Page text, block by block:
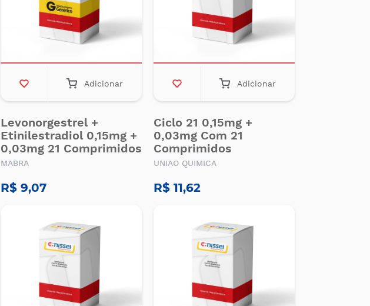
Adicionar
Levonorgestrel +
Etinilestradiol 0,15mg +
0,03mg 21 Comprimidos
MABRA
R$ 9,07
Adicionar
Ciclo 21 0,15mg +
0,03mg Com 21
Comprimidos
UNIAO QUIMICA
R$ 11,62